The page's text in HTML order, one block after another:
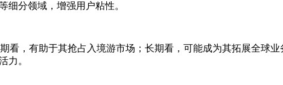
细分领域，增强用户粘性。
看，有助于其抢占入境游市场；长期看，可能成为其拓展全
力。